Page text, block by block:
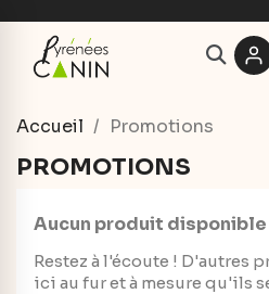
Accueil Promotions
PROMOTIONS
Aucun produit
Restez à l'écoute ! D'autres
ici au fur et à mesure qu'ils